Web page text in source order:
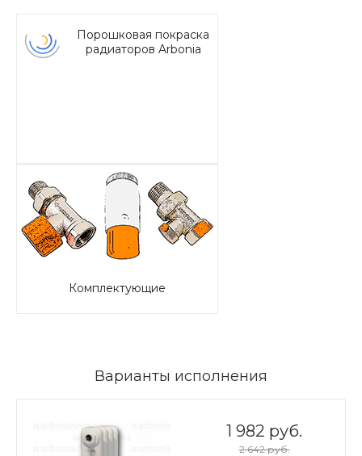
Порошковая покраска
радиаторов Arbonia
Комплектующие
Варианты исполнения
1 982 руб.
2 642 руб.